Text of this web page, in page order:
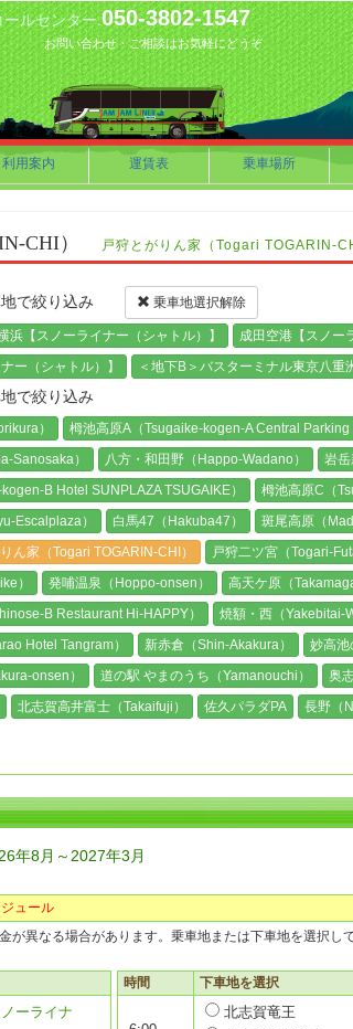
ールセンター.050-3802-1547
お問い合わせ・ご相談はお気軽にどうぞ
利用案内 運賃表 乗車場所
CHI） 戸狩とがりん家（Togari TOGARIN-
地で絞り込み 乗車地選択解除
浜【スノーライナー（シャトル）】
成田空港【スノー
ー（シャトル）】
＜地下B＞バスターミナル東京八重
で絞り込み
） 栂池高原A（Tsugaike-kogen-A Central Parking
Sanosaka）
八方・和田野（Happo-Wadano）
岩岳
B Hotel SUNPLAZA TSUGAIKE）
栂池高原C（
Escalplaza）
白馬47（Hakuba47）
斑尾高原（
ん家（Togari TOGARIN-CHI） 戸狩二ツ宮（Togari-
） 発哺温泉（Hoppo-onsen）
高天ケ原（
B Restaurant Hi-HAPPY） 焼額・西（Yakebitai-
Hotel Tangram） 新赤倉（Shin-Akakura）
妙高池
onsen） 道の駅 やまのうち（Yamanouchi） 奥
北志賀高井富士（Takaifuji） 佐久パラダPA 長野（
年8月～2027年3月
ュール
が異なる場合があります。乗車地または下車地を選択し
ーライナ
時間 下車地を選択
北志賀竜王